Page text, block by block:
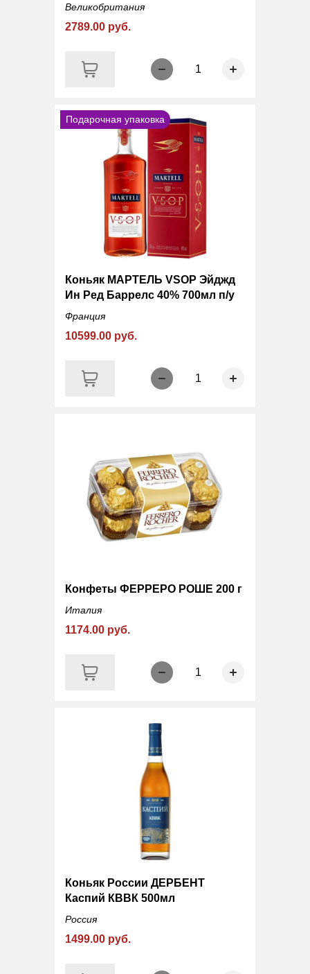
Великобритания
2789.00 руб.
1
Подарочная упаковка
Коньяк МАРТЕЛЬ VSOP Эйджд
Ин Ред Баррелс 40% 700мл п/у
Франция
10599.00 руб.
1
Конфеты ФЕРРЕРО РОШЕ 200 г
Италия
1174.00 руб.
1
Коньяк России ДЕРБЕНТ
Каспий КВВК 500мл
Россия
1499.00 руб.